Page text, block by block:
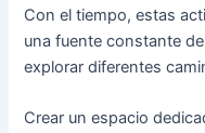
Con el tiempo, estas
una fuente constante
explorar diferentes
Crear un espacio